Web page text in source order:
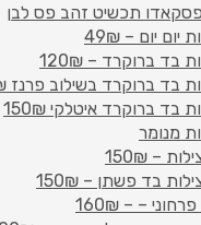
פסקאדו תכשיט זהב פס לבן
יום – 49₪
בד ברוקרד – 120₪
בד ברוקרד בשילוב פרנז 130₪
בד ברוקרד איטלקי 150₪
מנומר
– 150₪
בד פשתן – 150₪
– – 160₪